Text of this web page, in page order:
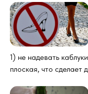
1) не надевать
плоская, что сделает